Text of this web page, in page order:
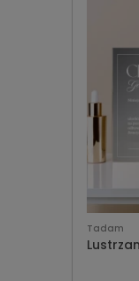
Tadam